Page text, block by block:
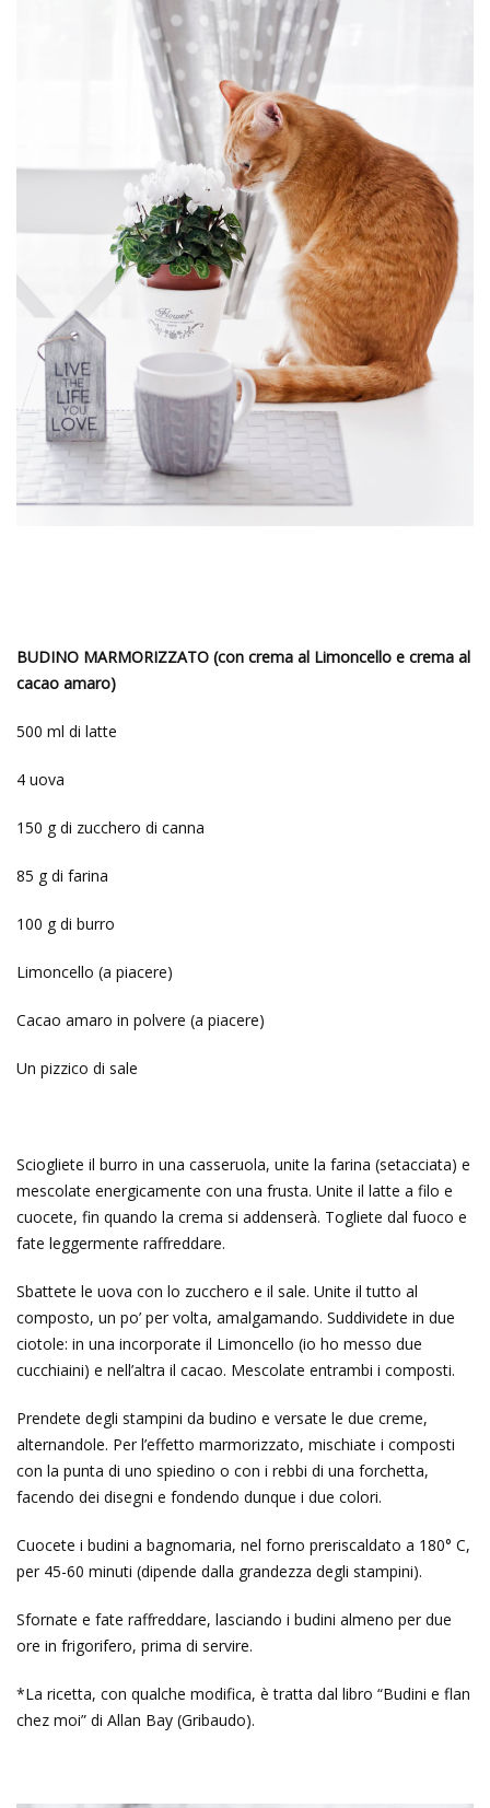
BUDINO MARMORIZZATO (con crema al Limoncello e crema al
cacao amaro)
500 ml di latte
4 uova
150 g di zucchero di canna
85 g di farina
100 g di burro
Limoncello (a piacere)
Cacao amaro in polvere (a piacere)
Un pizzico di sale
Sciogliete il burro in una casseruola, unite la farina (setacciata) e
mescolate energicamente con una frusta. Unite il latte a filo e
cuocete, fin quando la crema si addenserà. Togliete dal fuoco e
fate leggermente raffreddare.
Sbattete le uova con lo zucchero e il sale. Unite il tutto al
composto, un po’ per volta, amalgamando. Suddividete in due
ciotole: in una incorporate il Limoncello (io ho messo due
cucchiaini) e nell’altra il cacao. Mescolate entrambi i composti.
Prendete degli stampini da budino e versate le due creme,
alternandole. Per l’effetto marmorizzato, mischiate i composti
con la punta di uno spiedino o con i rebbi di una forchetta,
facendo dei disegni e fondendo dunque i due colori.
Cuocete i budini a bagnomaria, nel forno preriscaldato a 180° C,
per 45-60 minuti (dipende dalla grandezza degli stampini).
Sfornate e fate raffreddare, lasciando i budini almeno per due
ore in frigorifero, prima di servire.
*La ricetta, con qualche modifica, è tratta dal libro “Budini e flan
chez moi” di Allan Bay (Gribaudo).